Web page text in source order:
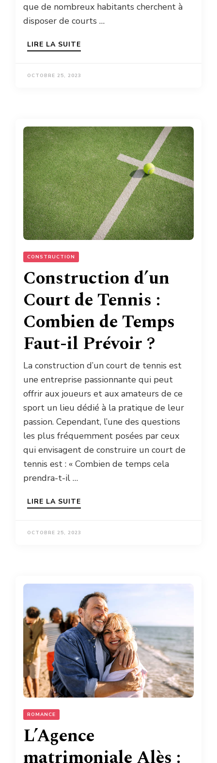
que de nombreux habitants cherchent à
disposer de courts …
LIRE LA SUITE
OCTOBRE 25, 2023
CONSTRUCTION
Construction d’un
Court de Tennis :
Combien de Temps
Faut-il Prévoir ?
La construction d’un court de tennis est
une entreprise passionnante qui peut
offrir aux joueurs et aux amateurs de ce
sport un lieu dédié à la pratique de leur
passion. Cependant, l’une des questions
les plus fréquemment posées par ceux
qui envisagent de construire un court de
tennis est : « Combien de temps cela
prendra-t-il …
LIRE LA SUITE
OCTOBRE 25, 2023
ROMANCE
L’Agence